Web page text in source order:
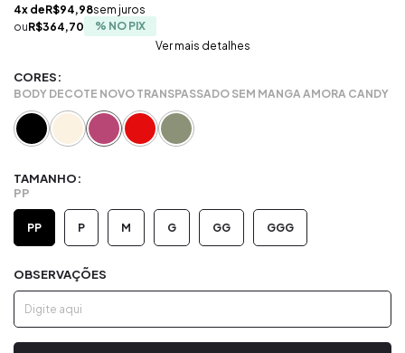
4x deR$94,98sem juros
R$364,70
Ver mais detalhes
CORES:
BODY DECOTE NOVO TRANSPASSADO SEM MANGA AMORA CANDY
TAMANHO:
PP
PP P M G GG GGG
OBSERVAÇÕES